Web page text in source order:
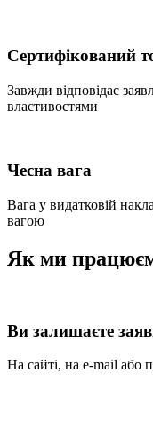
Сертифікований
Завжди відповідає
властивостями
Чесна вага
Вага у видатковій
вагою
Як ми
Ви залишаєте
На сайті, на e-mail або